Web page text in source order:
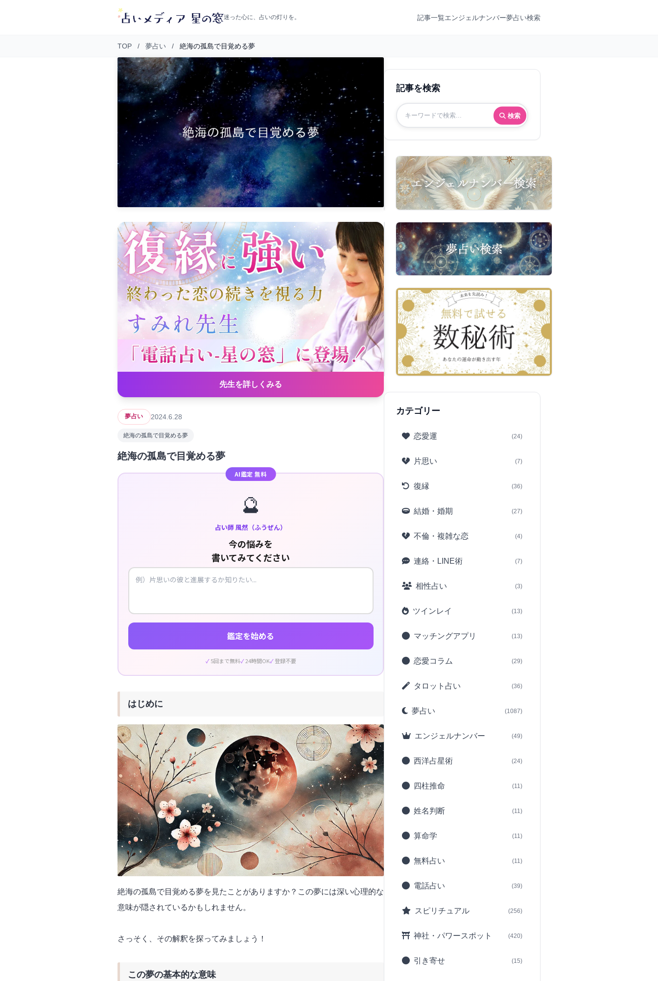
迷った心に、占いの灯りを。 記事一覧エンジェルナンバー夢占い検索
TOP / 夢占い / 絶海の孤島で目覚める夢
先生を詳しくみる
夢占い 2024.6.28
絶海の孤島で目覚める夢
絶海の孤島で目覚める夢
AI鑑定 無料
🔮
占い師 風然（ふうぜん）
今の悩みを
書いてみてください
鑑定を始める
5回まで無料 24時間OK 登録不要
はじめに
絶海の孤島で目覚める夢を見たことがありますか？この夢には深い心理的な
意味が隠されているかもしれません。
さっそく、その解釈を探ってみましょう！
この夢の基本的な意味
記事を検索
検索
カテゴリー
恋愛運 (24)
片思い (7)
復縁 (36)
結婚・婚期 (27)
不倫・複雑な恋 (4)
連絡・LINE術 (7)
相性占い (3)
ツインレイ (13)
マッチングアプリ (13)
恋愛コラム (29)
タロット占い (36)
夢占い (1087)
エンジェルナンバー (49)
西洋占星術 (24)
四柱推命 (11)
姓名判断 (11)
算命学 (11)
無料占い (11)
電話占い (39)
スピリチュアル (256)
神社・パワースポット (420)
引き寄せ (15)